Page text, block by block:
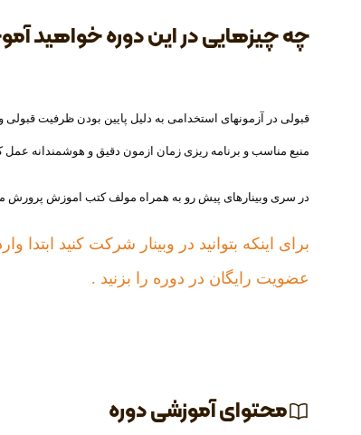
چه چیزهایی در این دوره خواهید
قبولی در آزمونهای استخدامی به دلیل پایین بودن ظرفیت
منبع مناسب و برنامه ریزی زمان ازمون دقیق و هوشمندانه عمل
در سری وبینارهای پیش رو به همراه مولف کتب اموزش پرورش
برای اینکه بتوانید در وبینار شرکت کنید
عضویت رایگان در دوره را بزنید .
محتوای آموزشی دوره